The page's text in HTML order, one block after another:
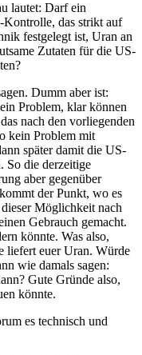
lautet: Darf ein
Kontrolle, das strikt auf
festgelegt ist, Uran an
Zutaten für die US-
Dumm aber ist:
Problem, klar können
nach den vorliegenden
kein Problem mit
später damit die US-
So die derzeitige
aber gegenüber
der Punkt, wo es
Möglichkeit nach
Gebrauch gemacht.
könnte. Was also,
liefert euer Uran. Würde
wie damals sagen:
Gute Gründe also,
könnte.
es technisch und